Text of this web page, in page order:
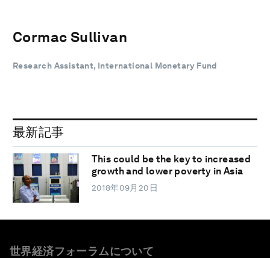
Cormac Sullivan
Research Assistant, International Monetary Fund
最新記事
This could be the key to increased
growth and lower poverty in Asia
2018年09月20日
世界経済フォーラムについて